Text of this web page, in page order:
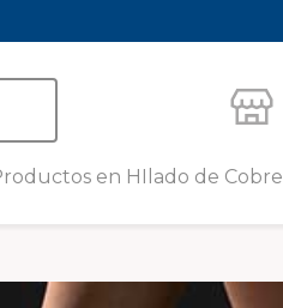
Carrito
en HIlado de Cobre
Deportiva